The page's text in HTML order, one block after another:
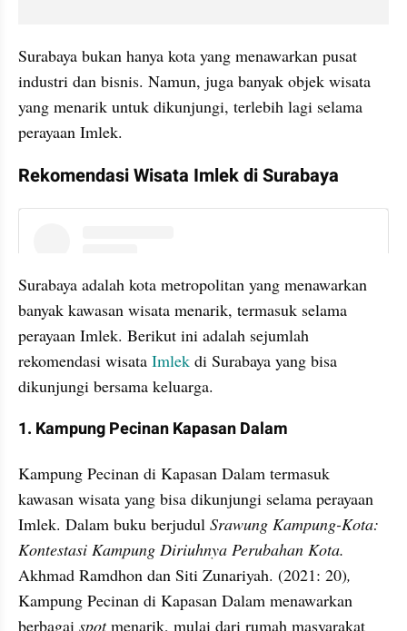
Surabaya bukan hanya kota yang menawarkan pusat
industri dan bisnis. Namun, juga banyak objek wisata
yang menarik untuk dikunjungi, terlebih lagi selama
perayaan Imlek.
Rekomendasi Wisata Imlek di Surabaya
Surabaya adalah kota metropolitan yang menawarkan
banyak kawasan wisata menarik, termasuk selama
perayaan Imlek. Berikut ini adalah sejumlah
rekomendasi wisata Imlek di Surabaya yang bisa
dikunjungi bersama keluarga.
1. Kampung Pecinan Kapasan Dalam
Kampung Pecinan di Kapasan Dalam termasuk
kawasan wisata yang bisa dikunjungi selama perayaan
Imlek. Dalam buku berjudul Srawung Kampung-Kota:
Akhmad Ramdhon dan Siti Zunariyah. (2021: 20)
Kampung Pecinan di Kapasan Dalam menawarkan
berbagai spot menarik, mulai dari rumah masyarakat